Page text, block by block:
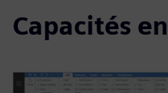
Capacités